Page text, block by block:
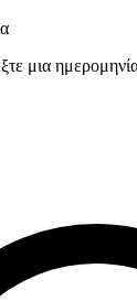
μια ημερομηνία